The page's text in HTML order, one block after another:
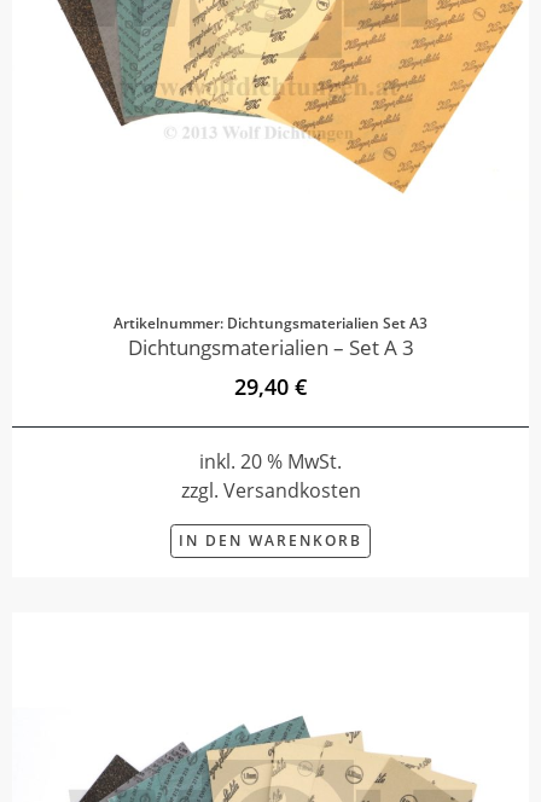
Artikelnummer: Dichtungsmaterialien Set A3
Dichtungsmaterialien – Set A 3
29,40 €
inkl. 20 % MwSt.
zzgl. Versandkosten
IN DEN WARENKORB